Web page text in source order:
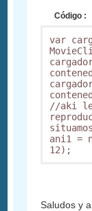
Código :
var
//aki le
ani1 =
Saludos y